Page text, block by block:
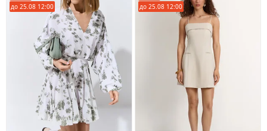
до 25.08 12:00
до 25.08 12:00